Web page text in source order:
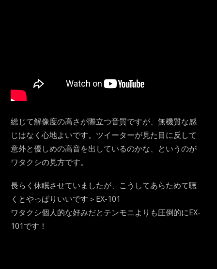
総じて解像度の高さが際立つ音質ですが、無機質な感
じはなく心地よいです。ツイーターが見た目に反して
意外と優しめの高音を出しているのかな、というのが
ワタクシの見方です。
長らく休眠させていましたが、こうしてあらためて聴
くとやっぱりいいです＞EX-101
ワタクシ個人的な好みだとテンモニよりも圧倒的にEX-
101です！